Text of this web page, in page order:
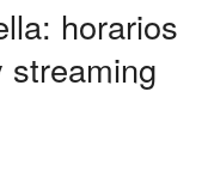
horarios
streaming